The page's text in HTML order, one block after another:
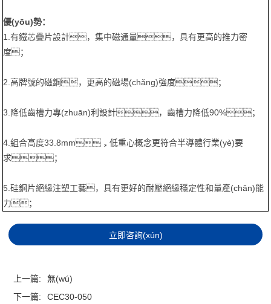
優(yōu)勢：
1.有鐵芯疊片設計，集中磁通量，具有更高的推力密
度；
2.高牌號的磁鋼，更高的磁場(chǎng)強度；
3.降低齒槽力專(zhuān)利設計，齒槽力降低90%；
4.組合高度33.8mm，低重心概念更符合半導體行業(yè)要
求；
5.硅鋼片絕緣注塑工藝，具有更好的耐壓絕緣穩定性和量產(chǎn)能
力；
上一篇:
無(wú)
下一篇:
CEC30-050